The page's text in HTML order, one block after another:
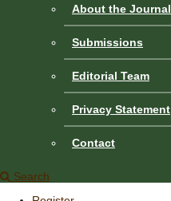
About the Journal
Submissions
Editorial Team
Privacy Statement
Contact
Search